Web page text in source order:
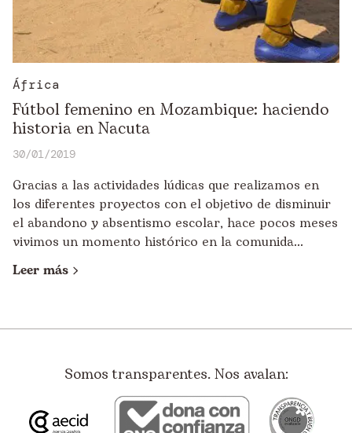
África
Fútbol femenino en Mozambique: haciendo
historia en Nacuta
30/01/2019
Gracias a las actividades lúdicas que realizamos en
los diferentes proyectos con el objetivo de disminuir
el abandono y absentismo escolar, hace pocos meses
vivimos un momento histórico en la comunida...
Leer más
Somos transparentes. Nos avalan: